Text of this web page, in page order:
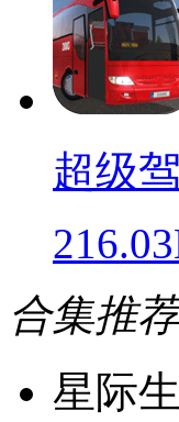
超级
合集推荐
星际